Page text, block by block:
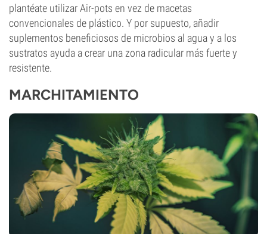
plantéate utilizar Air-pots en vez de macetas
convencionales de plástico. Y por supuesto, añadir
suplementos beneficiosos de microbios al agua y a los
sustratos ayuda a crear una zona radicular más fuerte y
resistente.
MARCHITAMIENTO